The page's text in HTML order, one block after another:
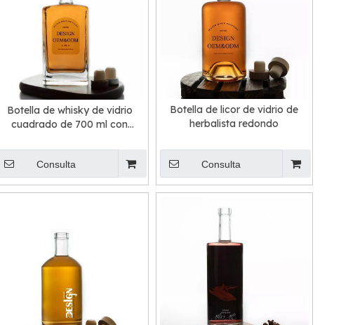
Botella de whisky de vidrio
cuadrado de 700 ml con
Consulta
Botella de licor de vidrio de
herbalista redondo
Consulta